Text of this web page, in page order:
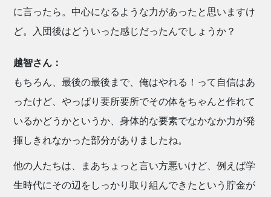
に言ったら。中心になるような力があったと思いますけ
ど。入団後はどういった感じだったんでしょうか？
越智さん：
もちろん、最後の最後まで、俺はやれる！って自信はあ
ったけど、やっぱり要所要所でその体をちゃんと作れて
いるかどうかというか、身体的な要素でなかなか力が発
揮しきれなかった部分がありましたね。
他の人たちは、まあちょっと言い方悪いけど、例えば学
生時代にその辺をしっかり取り組んできたという貯金が